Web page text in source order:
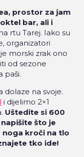
prostor za jam
bar, ali i
rtu Tarej. Iako su
organizatori
morski zrak ono
od sezone
paši.
dolaze na svoje.
i dijelimo 2×1
Uštedite si 600
što je
kroči na tlo
tko ide!